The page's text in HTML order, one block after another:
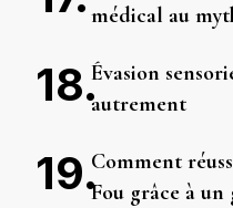
médical au
Évasion
autrement
Comment
Fou grâce à